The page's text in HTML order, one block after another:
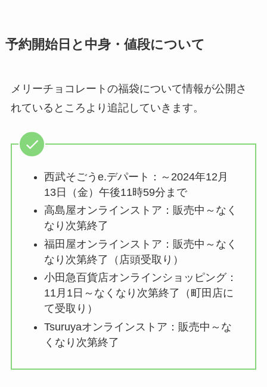
予約開始日と中身・値段について
メリーチョコレートの福袋について情報が公開さ
れているところより追記していきます。
西武そごうe.デパート：～2024年12月
13日（金）午後11時59分まで
高島屋オンラインストア：販売中～なく
なり次第終了
福田屋オンラインストア：販売中～なく
なり次第終了（店頭受取り）
小田急百貨店オンラインショッピング：
11月1日～なくなり次第終了（町田店に
て受取り）
Tsuruyaオンラインストア：販売中～な
くなり次第終了